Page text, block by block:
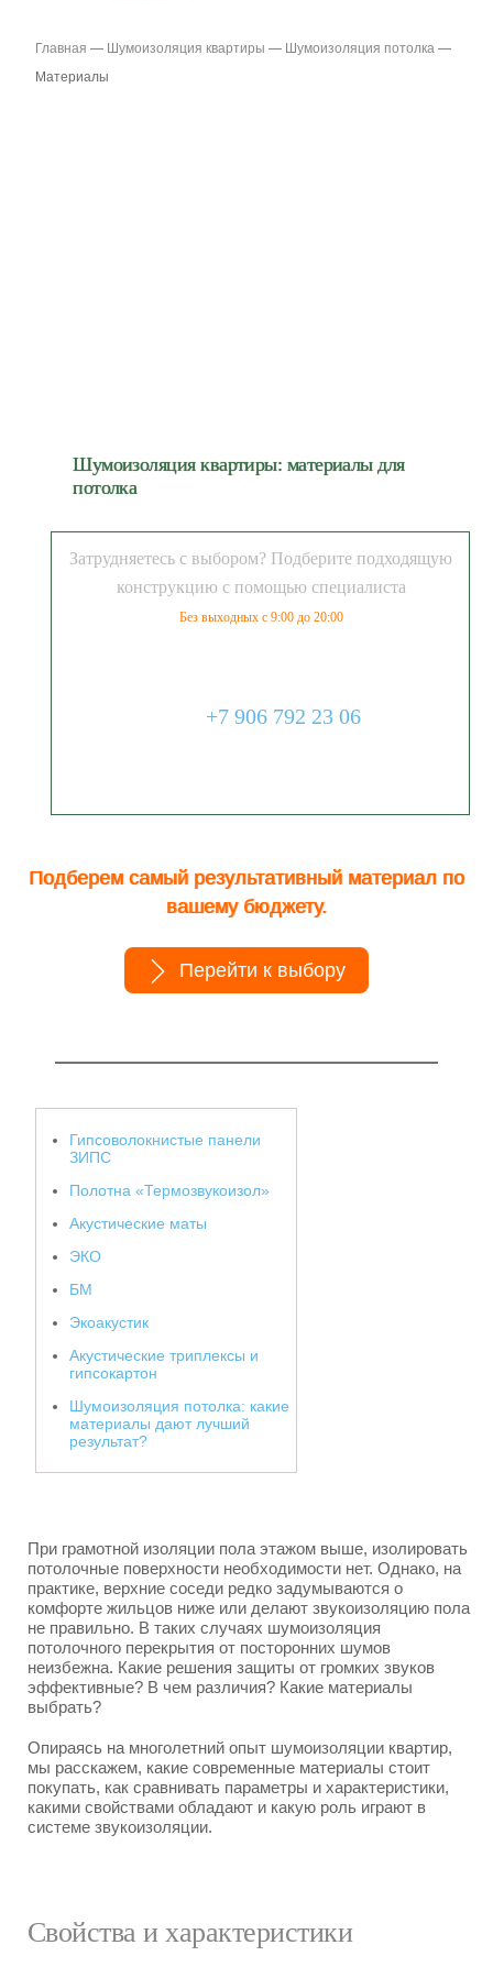
Главная — Шумоизоляция квартиры — Шумоизоляция потолка —
Материалы
Шумоизоляция квартиры: материалы для
потолка
Затрудняетесь с выбором? Подберите подходящую
конструкцию с помощью специалиста
Без выходных с 9:00 до 20:00
+7 906 792 23 06
Подберем самый результативный материал по
вашему бюджету.
Перейти к выбору
Гипсоволокнистые панели
ЗИПС
Полотна «Термозвукоизол»
Акустические маты
ЭКО
БМ
Экоакустик
Акустические триплексы и
гипсокартон
Шумоизоляция потолка: какие
материалы дают лучший
результат?
При грамотной изоляции пола этажом выше, изолировать
потолочные поверхности необходимости нет. Однако, на
практике, верхние соседи редко задумываются о
комфорте жильцов ниже или делают звукоизоляцию пола
не правильно. В таких случаях шумоизоляция
потолочного перекрытия от посторонних шумов
неизбежна. Какие решения защиты от громких звуков
эффективные? В чем различия? Какие материалы
выбрать?
Опираясь на многолетний опыт шумоизоляции квартир,
мы расскажем, какие современные материалы стоит
покупать, как сравнивать параметры и характеристики,
какими свойствами обладают и какую роль играют в
системе звукоизоляции.
Свойства и характеристики